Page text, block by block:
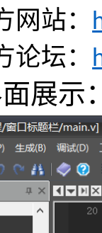
站：
坛：
展示